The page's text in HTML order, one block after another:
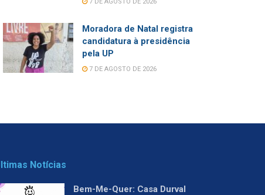
Moradora de Natal registra
candidatura à presidência
pela UP
7 DE AGOSTO DE 2026
Notícias
Bem-Me-Quer: Casa Durval